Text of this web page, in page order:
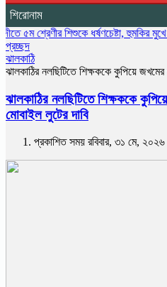
শিরোনাম
শিশুকে ধর্ষণচেষ্টা, হুমকির মুখে অসহায়
প্রচ্ছদ
ঝালকাঠি
ঝালকা‌ঠির নলছিটিতে শিক্ষককে কুপিয়ে
ঝালকা‌ঠির নলছিটিতে শিক্ষককে
মোবাইল লুটের দাবি
প্রকাশিত সময় রবিবার, ৩১ মে, ২০২৬